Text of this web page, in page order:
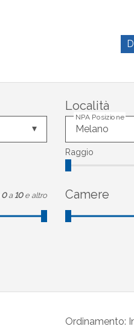
Località
NPA Posizione
Raggio
0 a 10 e altro Camere
Ordinamento: